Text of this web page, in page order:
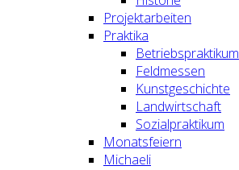
Projektarbeiten
Praktika
Betriebspraktikum
Feldmessen
Kunstgeschichte
Landwirtschaft
Sozialpraktikum
Monatsfeiern
Michaeli